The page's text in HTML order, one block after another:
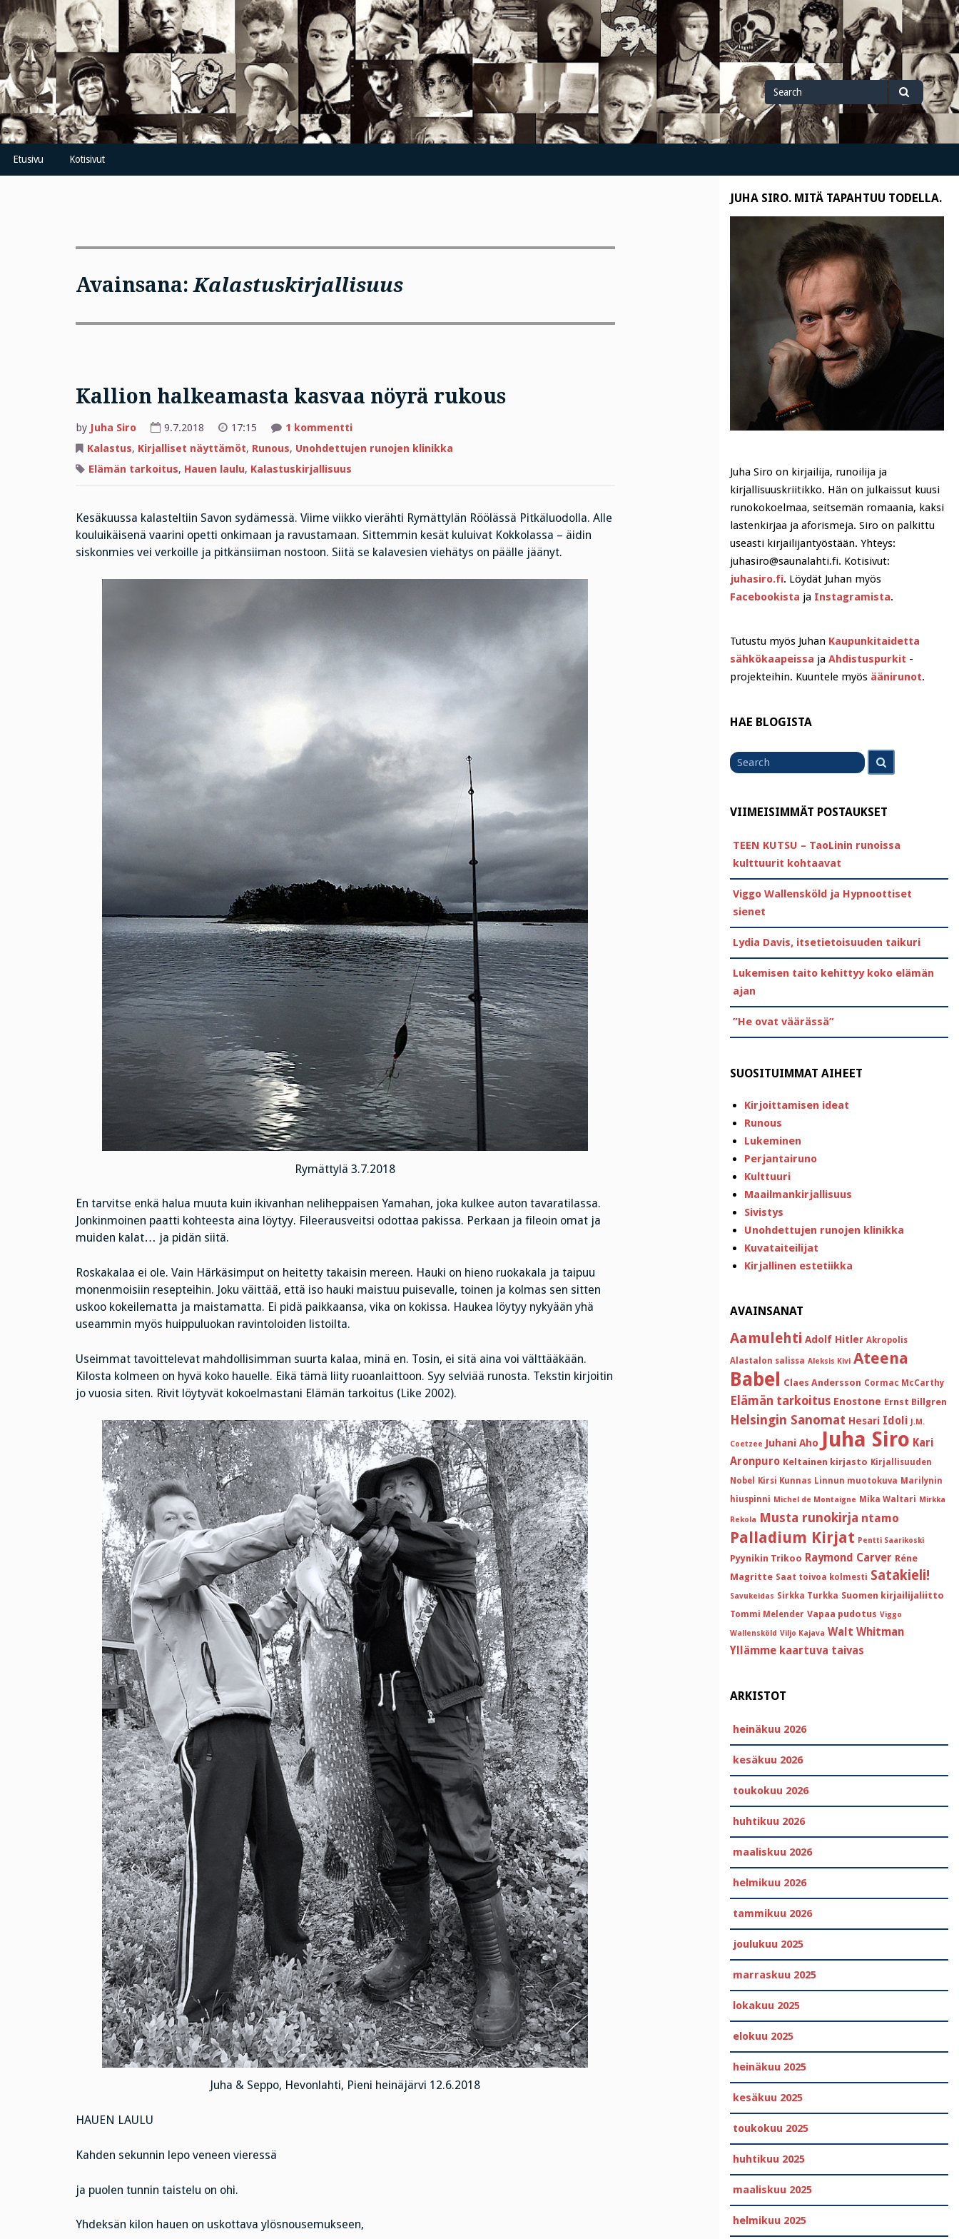
Skip
to
content
Search
for
Search
Etusivu Kotisivut
Avainsana:Kalastuskirjallisuus
Kallion halkeamasta kasvaa nöyrä rukous
by Juha Siro 9.7.2018 17:15 1 kommenttiartikkeliin
halkeamasta
kasvaa
Kalastus, Kirjalliset näyttämöt, Runous, Unohdettujen runojen klinikka
Elämän tarkoitus, Hauen laulu, Kalastuskirjallisuus
Kesäkuussa kalasteltiin Savon sydämessä. Viime viikko vierähti Rymättylän Röölässä Pitkäluodolla. Alle
kouluikäisenä vaarini opetti onkimaan ja ravustamaan. Sittemmin kesät kuluivat Kokkolassa – äidin
siskonmies vei verkoille ja pitkänsiiman nostoon. Siitä se kalavesien viehätys on päälle jäänyt.
Rymättylä 3.7.2018
En tarvitse enkä halua muuta kuin ikivanhan neliheppaisen Yamahan, joka kulkee auton tavaratilassa.
Jonkinmoinen paatti kohteesta aina löytyy. Fileerausveitsi odottaa pakissa. Perkaan ja fileoin omat ja
muiden kalat… ja pidän siitä.
Roskakalaa ei ole. Vain Härkäsimput on heitetty takaisin mereen. Hauki on hieno ruokakala ja taipuu
monenmoisiin resepteihin. Joku väittää, että iso hauki maistuu puisevalle, toinen ja kolmas sen sitten
uskoo kokeilematta ja maistamatta. Ei pidä paikkaansa, vika on kokissa. Haukea löytyy nykyään yhä
useammin myös huippuluokan ravintoloiden listoilta.
Useimmat tavoittelevat mahdollisimman suurta kalaa, minä en. Tosin, ei sitä aina voi välttääkään.
Kilosta kolmeen on hyvä koko hauelle. Eikä tämä liity ruoanlaittoon. Syy selviää runosta. Tekstin kirjoitin
jo vuosia siten. Rivit löytyvät kokoelmastani Elämän tarkoitus (Like 2002).
Juha & Seppo, Hevonlahti, Pieni heinäjärvi 12.6.2018
HAUEN LAULU
Kahden sekunnin lepo veneen vieressä
ja puolen tunnin taistelu on ohi.
Yhdeksän kilon hauen on uskottava ylösnousemukseen,
JUHA SIRO. MITÄ TAPAHTUU TODELLA.
Juha Siro on kirjailija, runoilija ja
kirjallisuuskriitikko. Hän on julkaissut kuusi
runokokoelmaa, seitsemän romaania, kaksi
lastenkirjaa ja aforismeja. Siro on palkittu
useasti kirjailijantyöstään. Yhteys:
juhasiro@saunalahti.fi. Kotisivut:
juhasiro.fi. Löydät Juhan myös
Facebookista ja Instagramista.
Tutustu myös Juhan Kaupunkitaidetta
sähkökaapeissa ja Ahdistuspurkit -
projekteihin. Kuuntele myös äänirunot.
HAE BLOGISTA
for
VIIMEISIMMÄT POSTAUKSET
TEEN KUTSU – TaoLinin runoissa
kulttuurit kohtaavat
Viggo Wallensköld ja Hypnoottiset
sienet
Lydia Davis, itsetietoisuuden taikuri
Lukemisen taito kehittyy koko elämän
ajan
”He ovat väärässä”
SUOSITUIMMAT AIHEET
Kirjoittamisen ideat
Runous
Lukeminen
Perjantairuno
Kulttuuri
Maailmankirjallisuus
Sivistys
Unohdettujen runojen klinikka
Kuvataiteilijat
Kirjallinen estetiikka
AVAINSANAT
Aamulehti Adolf Hitler Akropolis
Alastalon salissa Aleksis Kivi Ateena
Babel Claes Andersson Cormac McCarthy
Elämän tarkoitus Enostone Ernst Billgren
Helsingin Sanomat Hesari Idoli J.M.
Coetzee Juhani Aho Juha Siro Kari
Aronpuro Keltainen kirjasto Kirjallisuuden
Nobel
Kirsi Kunnas Linnun muotokuva Marilynin
hiuspinni Michel de Montaigne Mika Waltari Mirkka
Rekola Musta runokirja ntamo
Palladium Kirjat Pentti Saarikoski
Pyynikin Trikoo Raymond Carver Réne
Magritte Saat toivoa kolmesti Satakieli!
Savukeidas Sirkka Turkka Suomen kirjailijaliitto
Tommi Melender Vapaa pudotus Viggo
Wallensköld Viljo Kajava Walt Whitman
Yllämme kaartuva taivas
ARKISTOT
heinäkuu 2026
kesäkuu 2026
toukokuu 2026
huhtikuu 2026
maaliskuu 2026
helmikuu 2026
tammikuu 2026
joulukuu 2025
marraskuu 2025
lokakuu 2025
elokuu 2025
heinäkuu 2025
kesäkuu 2025
toukokuu 2025
huhtikuu 2025
maaliskuu 2025
helmikuu 2025